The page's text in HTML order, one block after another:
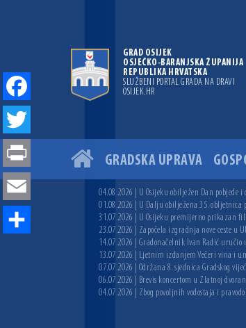
GRAD OSIJEK
OSJEČKO-BARANJSKA ŽUPANIJA
REPUBLIKA HRVATSKA
SLUŽBENI PORTAL GRADA NA DRAVI
OSIJEK.HR
GRADSKA UPRAVA
04.08.2026 | U Osijeku obilježen Dan
01.08.2026 | U Dalju obilježena 35.
31.07.2026 | U Osijeku premijerno prikazan
23.07.2026 | Započela izgradnja nove ceste u
14.07.2026 | Gradonačelnik Ivan Radić
13.07.2026 | Ljetnim izdanjem Večeri vina i
07.07.2026 | Održana 8. sjednica Gradskog
06.07.2026 | Brevis koncertom u Zlatnoj
04.07.2026 | Zbog povoljnih vodostaja i
Facebook
Twitter
Print
Email